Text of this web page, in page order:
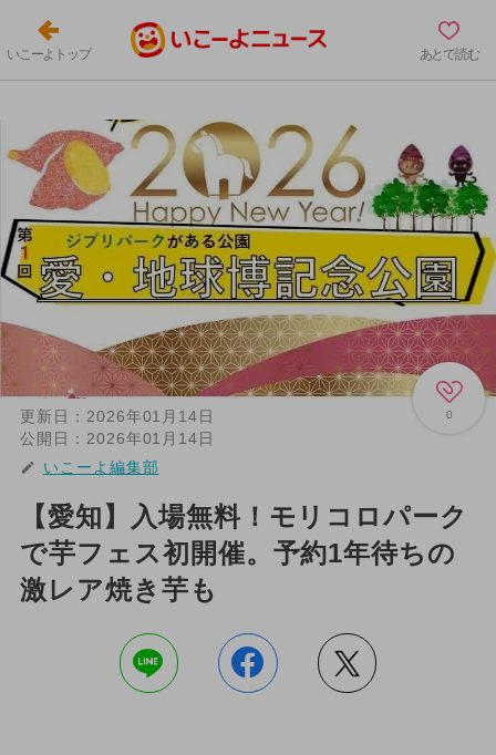
いこーよトップ あとで読む
0
更新日： 2026年01月14日
公開日： 2026年01月14日
いこーよ編集部
【愛知】入場無料！モリコロパーク
で芋フェス初開催。予約1年待ちの
激レア焼き芋も